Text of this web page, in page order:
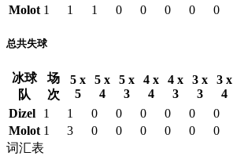
Molot 1 1 1 0 0 0 0 0
总共失球
冰球
队
场
次
5 x
5
5 x
4
5 x
3
4 x
4
4 x
3
3 x
3
3 x
4
Dizel
1 1 0 0 0 0 0 0
Molot 1 3 0 0 0 0 0 0
词汇表